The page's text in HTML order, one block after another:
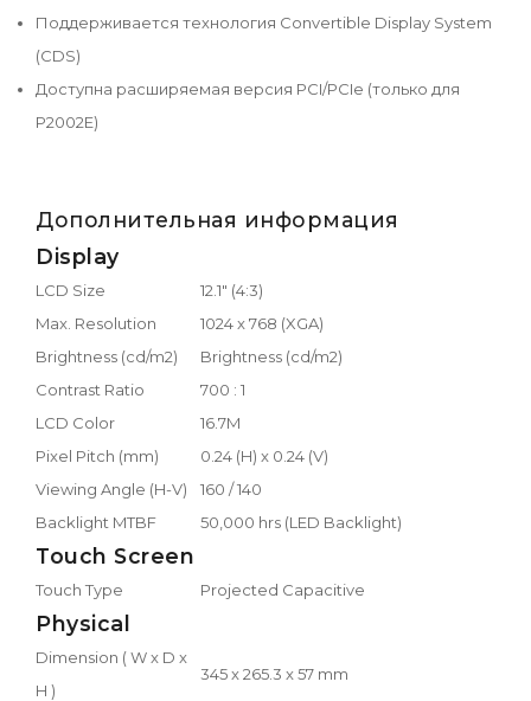
Поддерживается технология Convertible Display System
(CDS)
Доступна расширяемая версия PCI/PCIe (только для
P2002E)
Дополнительная информация
Display
LCD Size
12.1" (4:3)
Max. Resolution
1024 x 768 (XGA)
Brightness (cd/m2)
Brightness (cd/m2)
Contrast Ratio
700 : 1
LCD Color
16.7M
Pixel Pitch (mm)
0.24 (H) x 0.24 (V)
Viewing Angle (H-V)
160 / 140
Backlight MTBF
50,000 hrs (LED Backlight)
Touch Screen
Touch Type Projected Capacitive
Physical
Dimension ( W x D x
H )
345 x 265.3 x 57 mm